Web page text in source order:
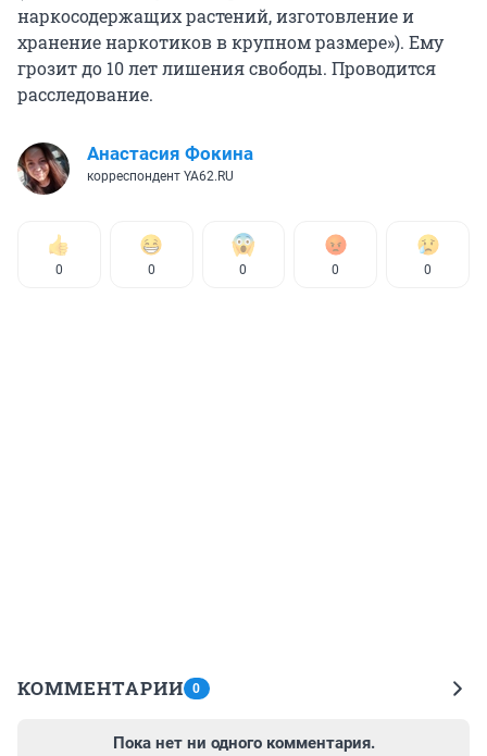
наркосодержащих растений, изготовление и
хранение наркотиков в крупном размере»). Ему
грозит до 10 лет лишения свободы. Проводится
расследование.
Анастасия Фокина
корреспондент YA62.RU
0 0 0 0 0
КОММЕНТАРИИ 0
Пока нет ни одного комментария.